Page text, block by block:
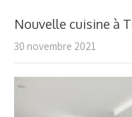
Nouvelle cuisine à
30 novembre 2021